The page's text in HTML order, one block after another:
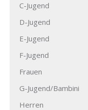
C-Jugend
D-Jugend
E-Jugend
F-Jugend
Frauen
G-Jugend/Bambini
Herren